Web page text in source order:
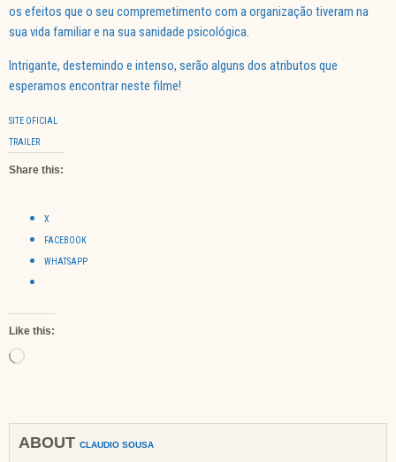
os efeitos que o seu compremetimento com a organização tiveram na
sua vida familiar e na sua sanidade psicológica.
Intrigante, destemindo e intenso, serão alguns dos atributos que
esperamos encontrar neste filme!
SITE OFICIAL
TRAILER
Share this:
X
FACEBOOK
WHATSAPP
Like this:
Loading…
ABOUT CLAUDIO SOUSA